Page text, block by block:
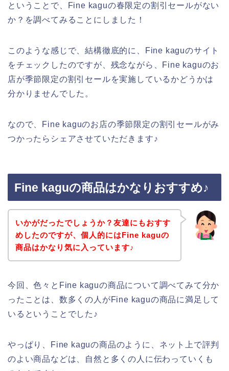
ということで、Fine kaguの春限定の割引セールがない
か？を調べてみることにしました！
このような感じで、結構徹底的に、Fine kaguのサイト
をチェックしたのですが、残念ながら、Fine kaguのお
店が季節限定の割引セールを実施しているかどうかは
分かりませんでした。
なので、Fine kaguのお店の季節限定の割引セールがみ
つかったらシェアさせていただきます♪
Fine kaguの商品はかなりおすすめ♪
いかがだったでしょうか？友達にもおすす
めしたのですが、個人的にはFine kaguの
商品はかなり気に入っています♪
今回、色々とFine kaguの商品について調べてみて分か
ったことは、数多くの人がFine kaguの商品に満足して
いるということでした♪
やっぱり、Fine kaguの商品のように、ネット上で評判
のよい商品などは、自然と多くの人に伝わっていくも